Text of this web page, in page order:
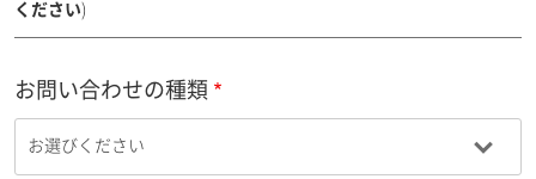
ください)
お問い合わせの種類